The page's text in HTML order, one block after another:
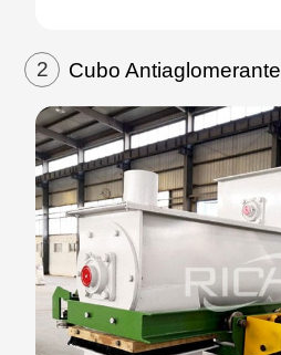
Cubo Antiaglomerante
2